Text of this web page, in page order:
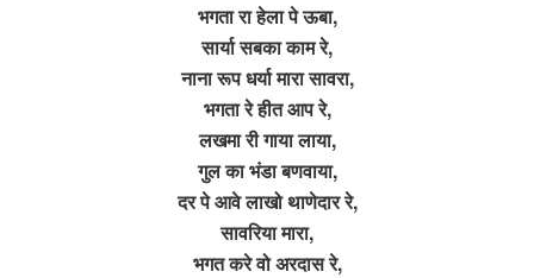
भगता रा हेला पे ऊबा,
सार्या सबका काम रे,
नाना रूप धर्या मारा सावरा,
भगता रे हीत आप रे,
लखमा री गाया लाया,
गुल का भंडा बणवाया,
दर पे आवे लाखो थाणेदार रे,
सावरिया मारा,
भगत करे वो अरदास रे,